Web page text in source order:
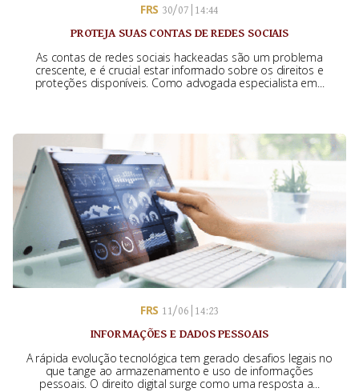
FRS 30/07 | 14:44
PROTEJA SUAS CONTAS DE REDES SOCIAIS
As contas de redes sociais hackeadas são um problema
crescente, e é crucial estar informado sobre os direitos e
proteções disponíveis. Como advogada especialista em...
FRS 11/06 | 14:23
INFORMAÇÕES E DADOS PESSOAIS
A rápida evolução tecnológica tem gerado desafios legais no
que tange ao armazenamento e uso de informações
pessoais. O direito digital surge como uma resposta a...